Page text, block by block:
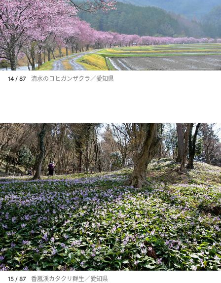
14 / 87 清水のコヒガンザクラ／愛知県
15 / 87 香嵐渓カタクリ群生／愛知県